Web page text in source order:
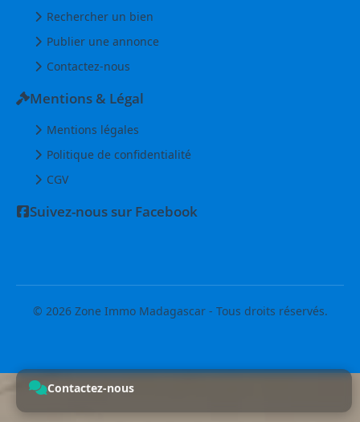
Rechercher un bien
Publier une annonce
Contactez-nous
Mentions & Légal
Mentions légales
Politique de confidentialité
CGV
Suivez-nous sur Facebook
© 2026 Zone Immo Madagascar - Tous droits réservés.
Contactez-nous